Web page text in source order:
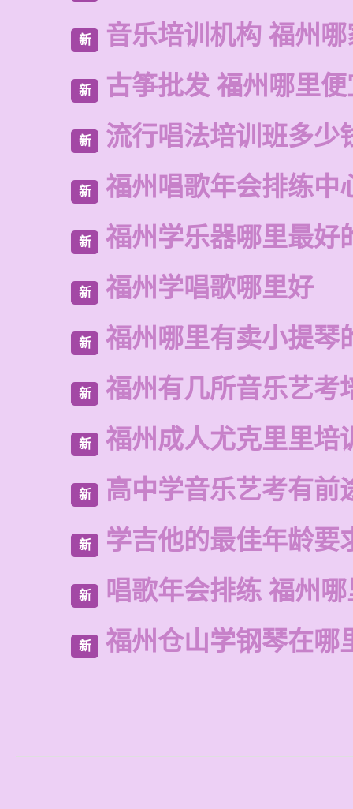
新 音乐培训机构 福州
新 古筝批发 福州哪里
新 流行唱法培训班多少
新 福州唱歌年会排练中
新 福州学乐器哪里最好
新 福州学唱歌哪里好
新 福州哪里有卖小提琴
新 福州有几所音乐艺考
新 福州成人尤克里里培
新 高中学音乐艺考有前
新 学吉他的最佳年龄要
新 唱歌年会排练 福州
新 福州仓山学钢琴在哪